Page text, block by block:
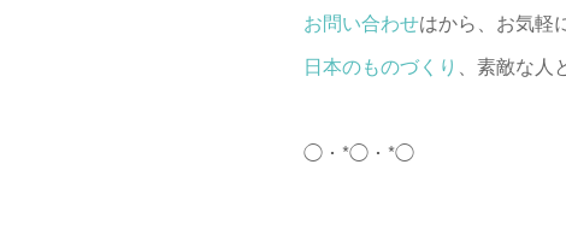
お問い合わせはから、お気軽
日本のものづくり 、素敵な人
◯・*◯・*◯